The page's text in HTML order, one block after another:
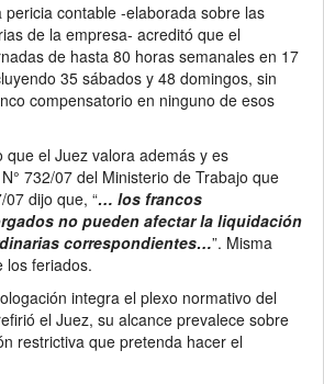
pericia contable -elaborada sobre las
de la empresa- acreditó que el
de hasta 80 horas semanales en 17
35 sábados y 48 domingos, sin
compensatorio en ninguno de esos
que el Juez valora además y es
732/07 del Ministerio de Trabajo que
dijo que, “… los francos
no pueden afectar la liquidación
correspondientes…”. Misma
los feriados.
integra el plexo normativo del
el Juez, su alcance prevalece sobre
restrictiva que pretenda hacer el